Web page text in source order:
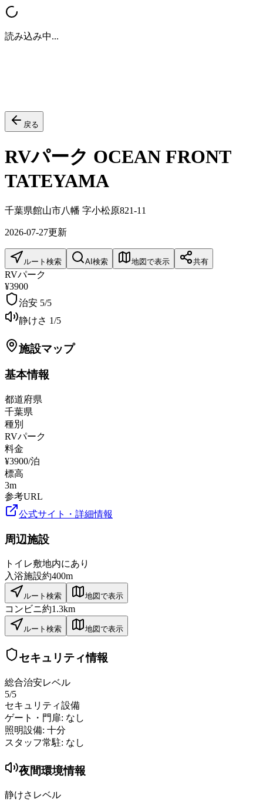
読み込み中...
戻る
RVパーク OCEAN FRONT
TATEYAMA
千葉県館山市八幡 字小松原821-11
2026-07-27更新
ルート検索 AI検索 地図で表示 共有
RVパーク
¥3900
治安 5/5
静けさ 1/5
施設マップ
基本情報
都道府県
千葉県
種別
RVパーク
料金
¥3900/泊
標高
3m
参考URL
公式サイト・詳細情報
周辺施設
トイレ敷地内にあり
入浴施設約400m
ルート検索 地図で表示
コンビニ約1.3km
ルート検索 地図で表示
セキュリティ情報
総合治安レベル
5/5
セキュリティ設備
ゲート・門扉: なし
照明設備: 十分
スタッフ常駐: なし
夜間環境情報
静けさレベル